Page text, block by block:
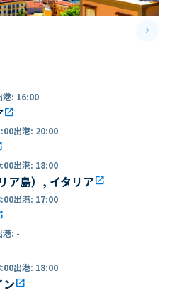
keyboard_arrow_right
港: 16:00
open_in_new
出港: 20:00
出港: 18:00
ア島）, イタリアopen_in_new
出港: 17:00
港: -
出港: 18:00
open_in_new